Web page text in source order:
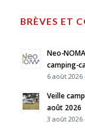
BRÈVES ET
Neo-
camping-
6 août
Veille
août 2026
3 août 2026